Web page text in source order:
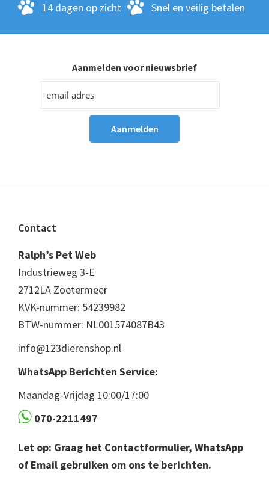
14 dagen op zicht
Snel en veilig betalen
Aanmelden voor nieuwsbrief
Footer
Contact
Ralph’s Pet Web
Industrieweg 3-E
2712LA Zoetermeer
KVK-nummer: 54239982
BTW-nummer: NL001574087B43
info@123dierenshop.nl
WhatsApp Berichten Service:
Maandag-Vrijdag 10:00/17:00
070-2211497
Let op: Graag het Contactformulier, WhatsApp
of Email gebruiken om ons te berichten.